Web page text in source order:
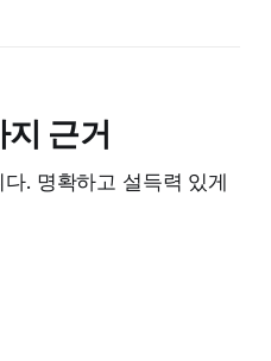
근거
. 명확하고 설득력 있게